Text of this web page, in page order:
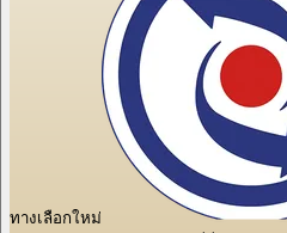
ทางเลือกใหม่